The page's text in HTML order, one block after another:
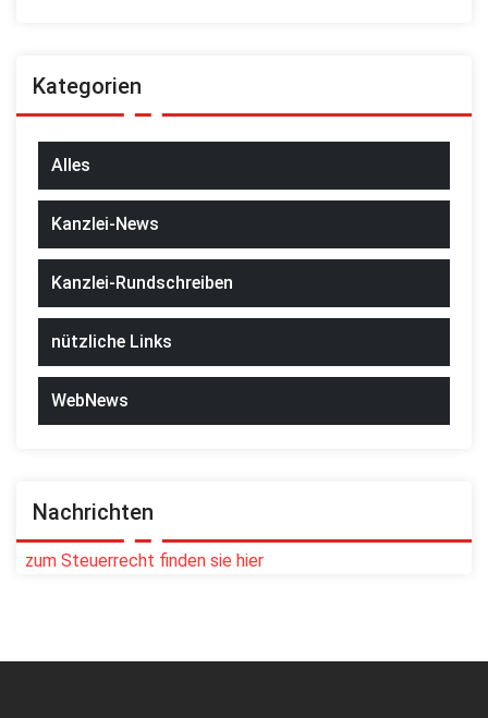
Kategorien
Alles
Kanzlei-News
Kanzlei-Rundschreiben
nützliche Links
WebNews
Nachrichten
zum Steuerrecht finden sie hier